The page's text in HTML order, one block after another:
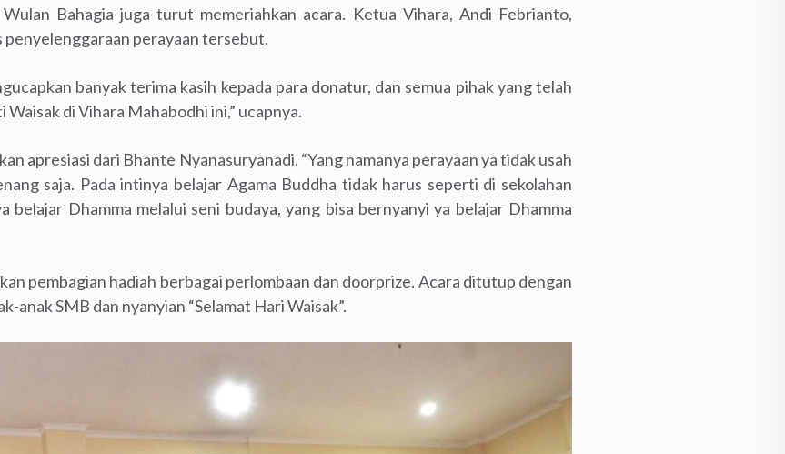
Bahagia juga turut memeriahkan acara. Ketua Vihara, Andi Febrianto,
penyelenggaraan perayaan tersebut.
banyak terima kasih kepada para donatur, dan semua pihak yang telah
di Vihara Mahabodhi ini,” ucapnya.
apresiasi dari Bhante Nyanasuryanadi. “Yang namanya perayaan ya tidak usah
saja. Pada intinya belajar Agama Buddha tidak harus seperti di sekolahan
belajar Dhamma melalui seni budaya, yang bisa bernyanyi ya belajar Dhamma
pembagian hadiah berbagai perlombaan dan doorprize. Acara ditutup dengan
anak SMB dan nyanyian “Selamat Hari Waisak”.